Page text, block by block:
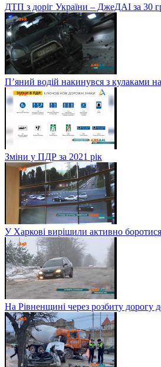
ДТП з доріг України – ДжеДАІ за 30
П’яний водій накинувся з кулаками
Зміни у ПДР за 2021 рік
У Харкові вирішили активно боротися
На Рівненщині через розбиту